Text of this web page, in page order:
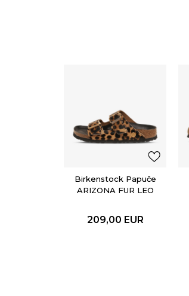
Birkenstock Papuče
ARIZONA FUR LEO
209,00 EUR